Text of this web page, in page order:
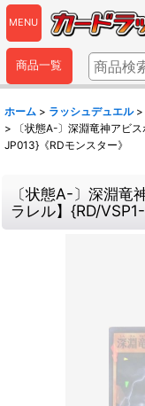
MENU
商品一覧
ホーム > ラッシュデュエル >
>
〔状態A-〕深淵竜神アビ
JP013}《RDモンスター》
〔状態A-〕深淵竜
ラレル】{RD/